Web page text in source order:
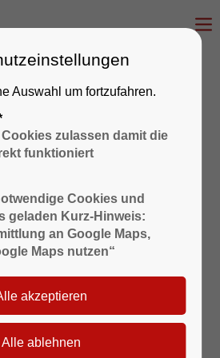
Straße
der Oranienburger Straße
An den neu errichteten
soll der historische
haben. Entlang des
hat der Börnicker Künstler
zwei Figuren-Pilger-
für die WOBAU hat er
Holz für unser Grundstück
Auswahl um fortzufahren.
zulassen damit die
funktioniert
Cookies und
geladen Kurz-Hinweis:
an Google Maps,
Maps nutzen“